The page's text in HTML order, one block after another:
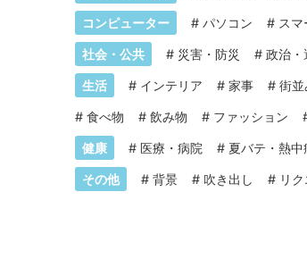
コンピューター # パソコン # ス
社会・公共 # 災害・防災 # 政治・
生活 # インテリア # 家事 # 街並
# 食べ物 # 飲み物 # ファッション
健康 # 医療・病院 # 夏バテ・熱中
その他 # 背景 # 吹き出し # リ